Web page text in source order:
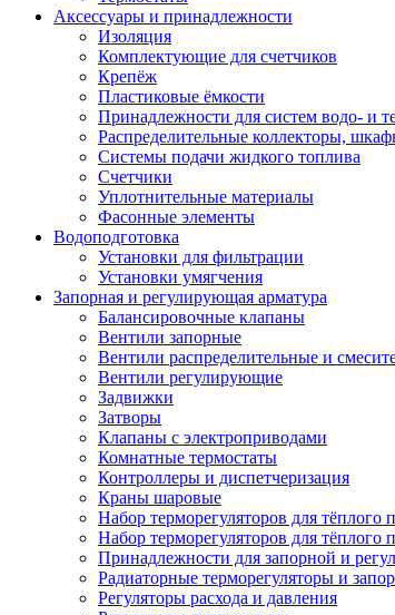
Аксессуары и принадлежности
Изоляция
Комплектующие для счетчиков
Крепёж
Пластиковые ёмкости
Принадлежности для систем водо- и
Распределительные коллекторы,
Системы подачи жидкого топлива
Счетчики
Уплотнительные материалы
Фасонные элементы
Водоподготовка
Установки для фильтрации
Установки умягчения
Запорная и регулирующая арматура
Балансировочные клапаны
Вентили запорные
Вентили распределительные и
Вентили регулирующие
Задвижки
Затворы
Клапаны с электроприводами
Комнатные термостаты
Контроллеры и диспетчеризация
Краны шаровые
Набор терморегуляторов для тёплого
Набор терморегуляторов для тёплого
Принадлежности для запорной и
Радиаторные терморегуляторы и
Регуляторы расхода и давления